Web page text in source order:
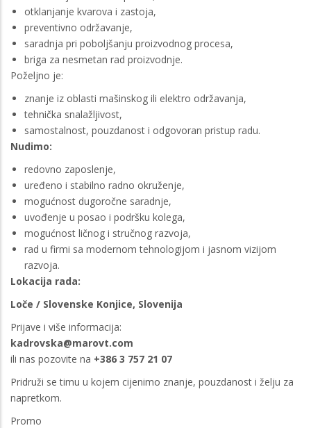
otklanjanje kvarova i zastoja,
preventivno održavanje,
saradnja pri poboljšanju proizvodnog procesa,
briga za nesmetan rad proizvodnje.
Poželjno je:
znanje iz oblasti mašinskog ili elektro održavanja,
tehnička snalažljivost,
samostalnost, pouzdanost i odgovoran pristup radu.
Nudimo:
redovno zaposlenje,
uređeno i stabilno radno okruženje,
mogućnost dugoročne saradnje,
uvođenje u posao i podršku kolega,
mogućnost ličnog i stručnog razvoja,
rad u firmi sa modernom tehnologijom i jasnom vizijom
razvoja.
Lokacija rada:
Loče / Slovenske Konjice, Slovenija
Prijave i više informacija:
kadrovska@marovt.com
ili nas pozovite na +386 3 757 21 07
Pridruži se timu u kojem cijenimo znanje, pouzdanost i želju za
napretkom.
Promo